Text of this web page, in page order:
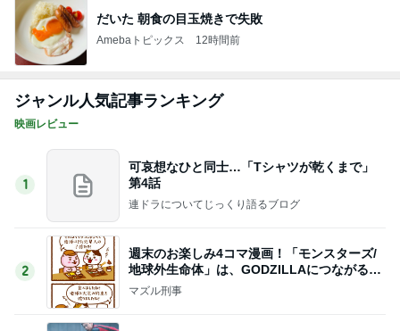
だいた 朝食の目玉焼きで失敗
Amebaトピックス 12時間前
ジャンル人気記事ランキング
映画レビュー
1
可哀想なひと同士…「Tシャツが乾くまで」
第4話
連ドラについてじっくり語るブログ
2
週末のお楽しみ4コマ漫画！「モンスターズ/
地球外生命体」は、GODZILLAにつながる出
世作！
マズル刑事